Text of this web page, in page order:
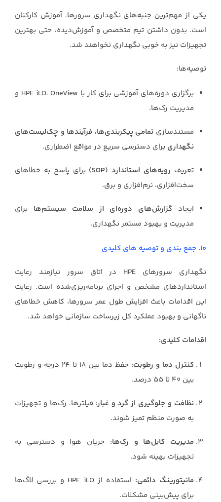
یکی از مهم‌ترین جنبه‌های نگهداری سرورها، آموزش کارکنان
است. بدون داشتن تیم متخصص و آموزش‌دیده، حتی بهترین
تجهیزات نیز به خوبی نگهداری نخواهند شد.
توصیه‌ها:
برگزاری دوره‌های آموزشی برای کار با HPE iLO، OneView و
مدیریت رک‌ها.
مستندسازی تمامی پیکربندی‌ها، فرآیندها و چک‌لیست‌های
نگهداری برای دسترسی سریع در مواقع اضطراری.
تعریف رویه‌های استاندارد (SOP)
برای پاسخ به خطاهای
سخت‌افزاری، نرم‌افزاری و برق.
ایجاد گزارش‌های دوره‌ای از سلامت سیستم‌ها برای
مدیریت و بهبود مستمر نگهداری.
10. جمع بندی و توصیه های کلیدی
نگهداری سرورهای HPE در اتاق سرور نیازمند رعایت
استانداردهای مشخص و اجرای برنامه‌ریزی‌شده است. رعایت
این اقدامات باعث افزایش طول عمر سرورها، کاهش خطاهای
ناگهانی و بهبود عملکرد کل زیرساخت سازمانی خواهد شد.
اقدامات کلیدی:
کنترل دما و رطوبت:
حفظ دما بین ۱۸ تا ۲۴ درجه و رطوبت
بین ۴۰ تا ۵۵ درصد.
نظافت و جلوگیری از گرد و غبار: فیلترها، رک‌ها و تجهیزات
به صورت منظم تمیز شوند.
مدیریت کابل‌ها و رک‌ها: جریان هوا و دسترسی به
تجهیزات بهینه شود.
مانیتورینگ دائمی:
استفاده از HPE iLO و بررسی لاگ‌ها
برای پیش‌بینی مشکلات.